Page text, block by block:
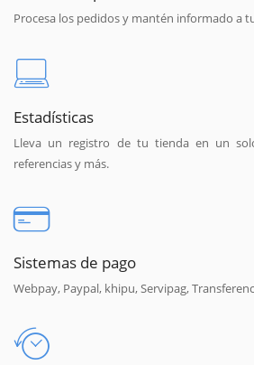
Procesa los pedidos y mantén informado a
Estadísticas
Lleva un registro de tu tienda en un
referencias y más.
Sistemas de pago
Webpay, Paypal, khipu, Servipag,